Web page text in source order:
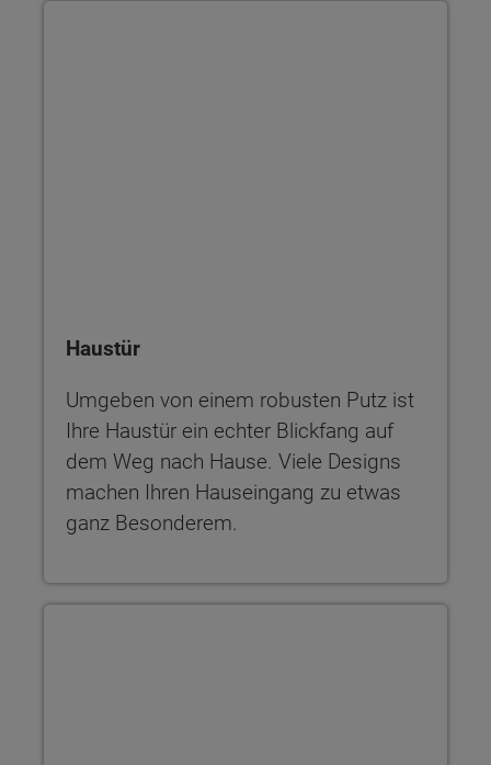
Haustür
Umgeben von einem robusten Putz ist
Ihre Haustür ein echter Blickfang auf
dem Weg nach Hause. Viele Designs
machen Ihren Hauseingang zu etwas
ganz Besonderem.